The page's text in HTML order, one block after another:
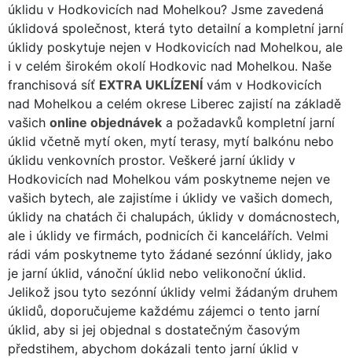
úklidu v Hodkovicích nad Mohelkou? Jsme zavedená
úklidová společnost, která tyto detailní a kompletní jarní
úklidy poskytuje nejen v Hodkovicích nad Mohelkou, ale
i v celém širokém okolí Hodkovic nad Mohelkou. Naše
franchisová síť EXTRA UKLÍZENÍ vám v Hodkovicích
nad Mohelkou a celém okrese Liberec zajistí na základě
vašich online objednávek a požadavků kompletní jarní
úklid včetně mytí oken, mytí terasy, mytí balkónu nebo
úklidu venkovních prostor. Veškeré jarní úklidy v
Hodkovicích nad Mohelkou vám poskytneme nejen ve
vašich bytech, ale zajistíme i úklidy ve vašich domech,
úklidy na chatách či chalupách, úklidy v domácnostech,
ale i úklidy ve firmách, podnicích či kancelářích. Velmi
rádi vám poskytneme tyto žádané sezónní úklidy, jako
je jarní úklid, vánoční úklid nebo velikonoční úklid.
Jelikož jsou tyto sezónní úklidy velmi žádaným druhem
úklidů, doporučujeme každému zájemci o tento jarní
úklid, aby si jej objednal s dostatečným časovým
předstihem, abychom dokázali tento jarní úklid v